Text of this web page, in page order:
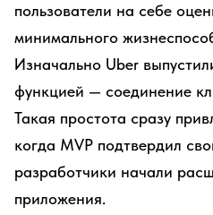
пользователи на себе
минимального
Изначально Uber
функцией — соединение
Такая простота сразу
когда MVP подтвердил
разработчики начали
приложения.